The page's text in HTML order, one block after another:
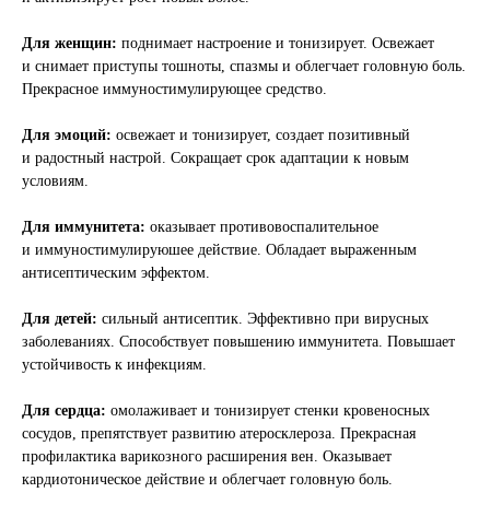
Для женщин: поднимает настроение и тонизирует. Освежает
и снимает приступы тошноты, спазмы и облегчает головную боль.
Прекрасное иммуностимулирующее средство.
Для эмоций: освежает и тонизирует, создает позитивный
и радостный настрой. Сокращает срок адаптации к новым
условиям.
Для иммунитета: оказывает противовоспалительное
и иммуностимулируюшее действие. Обладает выраженным
антисептическим эффектом.
Для детей: сильный антисептик. Эффективно при вирусных
заболеваниях. Способствует повышению иммунитета. Повышает
устойчивость к инфекциям.
Для сердца: омолаживает и тонизирует стенки кровеносных
сосудов, препятствует развитию атеросклероза. Прекрасная
профилактика варикозного расширения вен. Оказывает
кардиотоническое действие и облегчает головную боль.